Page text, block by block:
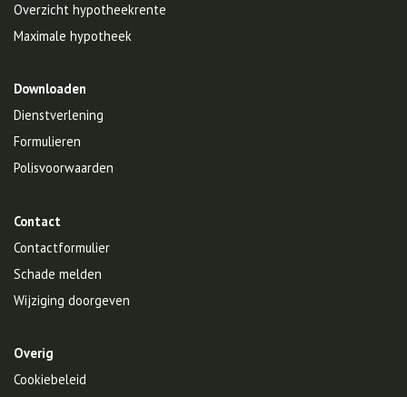
Overzicht hypotheekrente
Maximale hypotheek
Downloaden
Dienstverlening
Formulieren
Polisvoorwaarden
Contact
Contactformulier
Schade melden
Wijziging doorgeven
Overig
Cookiebeleid